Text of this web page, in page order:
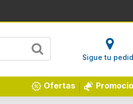
Sigue tu
Ofertas